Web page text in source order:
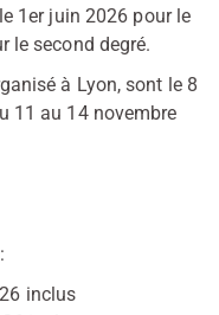
1er juin 2026 pour le
le second degré.
à Lyon, sont le 8
11 au 14 novembre
inclus